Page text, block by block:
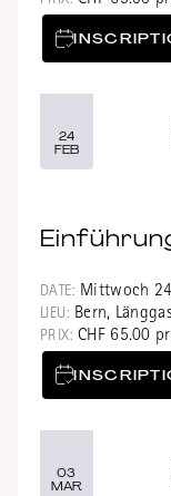
24
FEB
DATE: Mittwoch
LIEU: Bern,
PRIX: CHF 65.00
03
MAR